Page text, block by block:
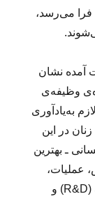
فرا می‌رسد،
آمده نشان
وظیفه‌ی
به‌یادآوری
در این
ـ بهترین
عملیات،
مهندسی، فناوری اطلاعات، تحقیق و توسعه (R&D) و